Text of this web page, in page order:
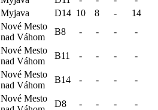
Myjava D14 10 8 -
14
Nové Mesto
nad Váhom
B8 - - - -
Nové Mesto
nad Váhom
B11 - - - -
Nové Mesto
nad Váhom
B14 - - - -
Nové Mesto
D8 - - - -